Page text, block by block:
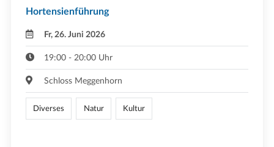
Hortensienführung
Fr, 26. Juni 2026
19:00 - 20:00 Uhr
Schloss Meggenhorn
Diverses Natur Kultur